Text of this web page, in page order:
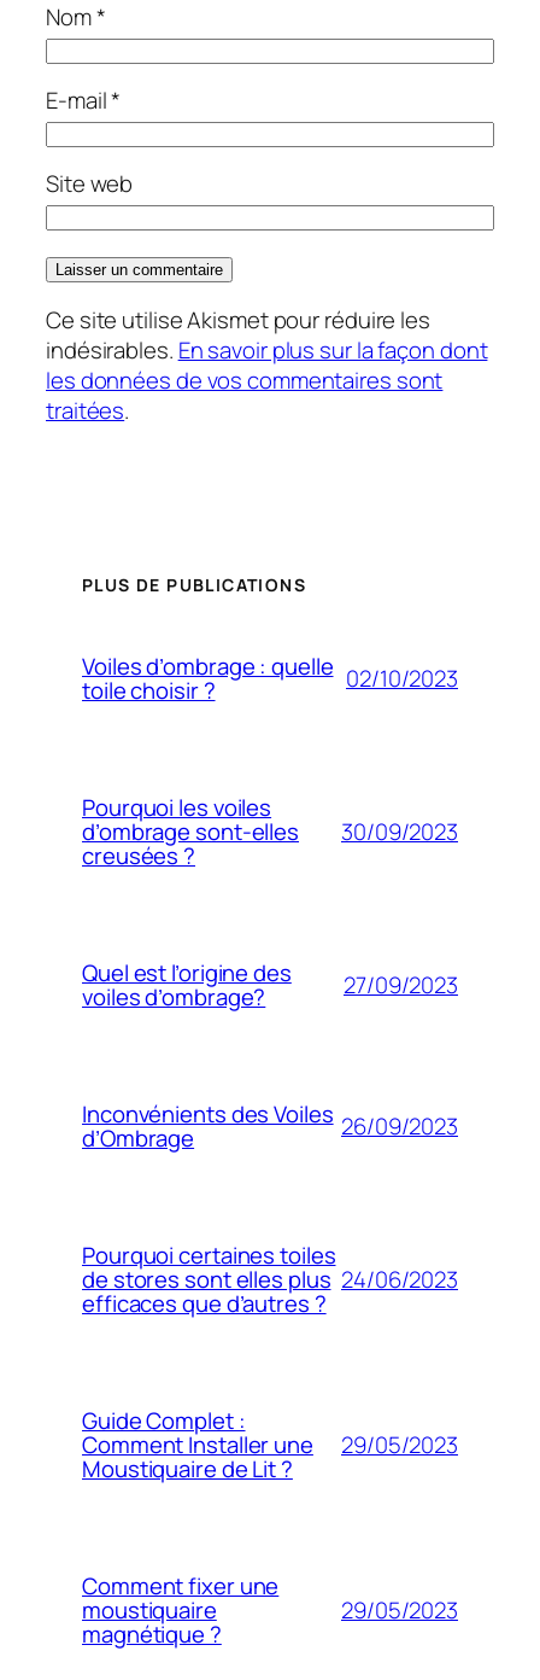
Nom*
E-mail*
Site web
Ce site utilise Akismet pour réduire les
indésirables. En savoir plus sur la façon dont
les données de vos commentaires sont
traitées.
PLUS DE PUBLICATIONS
Voiles d’ombrage : quelle
toile choisir ? 02/10/2023
Pourquoi les voiles
d’ombrage sont-elles
creusées ?
30/09/2023
Quel est l’origine des
voiles d’ombrage? 27/09/2023
Inconvénients des Voiles
d’Ombrage 26/09/2023
Pourquoi certaines toiles
de stores sont elles plus
efficaces que d’autres ?
24/06/2023
Guide Complet :
Comment Installer une
Moustiquaire de Lit ?
29/05/2023
Comment fixer une
moustiquaire
magnétique ?
29/05/2023